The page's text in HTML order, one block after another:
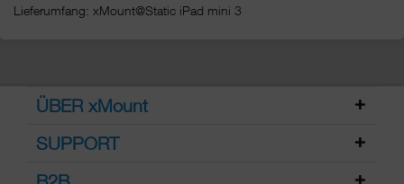
Lieferumfang: xMount@Static iPad mini 3
ÜBER xMount
SUPPORT